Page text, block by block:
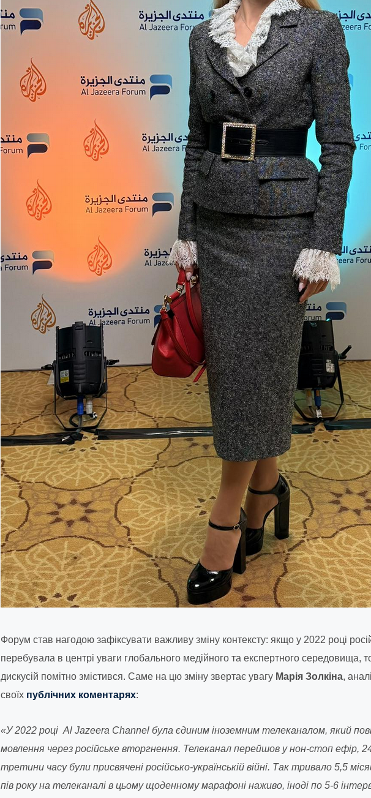
Форум став нагодою зафіксувати важливу зміну контексту: якщо у 2022 році
перебувала в центрі уваги глобального медійного та експертного середовища,
дискусій помітно змістився. Саме на цю зміну звертає увагу Марія Золкіна,
своїх публічних коментарях:
«У 2022 році Al Jazeera Channel була єдиним іноземним телеканалом, який
мовлення через російське вторгнення. Телеканал перейшов у нон-стоп ефір,
третини часу були присвячені російсько-українській війні. Так тривало 5,5
пів року на телеканалі в цьому щоденному марафоні наживо, іноді по 5-6